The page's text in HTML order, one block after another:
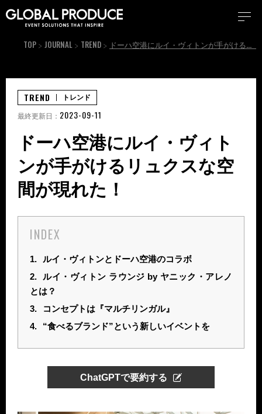
TOP JOURNAL TREND ドーハ空港にルイ・ヴィトンが手がけるリュクスな空間が現れた！
ドーハ空港にルイ・ヴィト
ンが手がけるリュクスな空
間が現れた！
INDEX
1.
ルイ・ヴィトンとドーハ空港のコラボ
2.
ルイ・ヴィトン ラウンジ by ヤニック・アレノ
とは？
3.
コンセプトは『マルチリンガル』
4.
“食べるブランド”という新しいイベントを
ChatGPTで要約する
TREND トレンド
最終更新日： 2023-09-11